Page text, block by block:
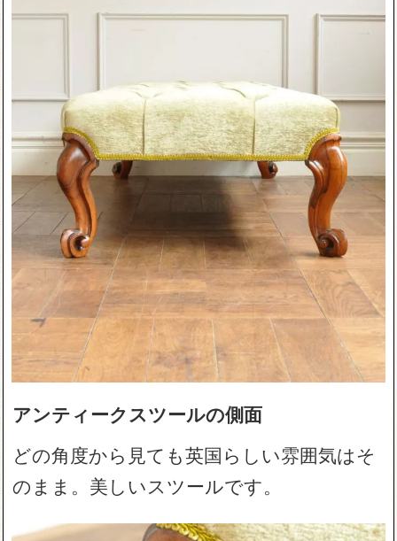
アンティークスツールの側面
どの角度から見ても英国らしい雰囲気はそ
のまま。美しいスツールです。